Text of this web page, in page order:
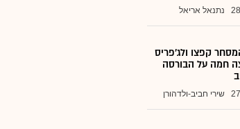
נתנאל אריאל
קפצו ולג'פריס
חמה על הבורסה
שירי חביב-ולדהורן